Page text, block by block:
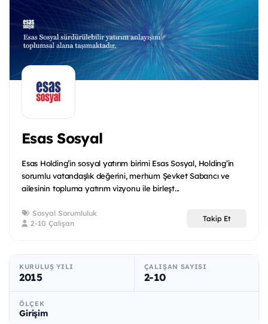
Esas Sosyal
Esas Holding’in sosyal yatırım birimi Esas Sosyal, Holding’in
sorumlu vatandaşlık değerini, merhum Şevket Sabancı ve
ailesinin topluma yatırım vizyonu ile birleşt...
Sosyal Sorumluluk
2-10 Çalışan
Takip Et
KURULUŞ YILI
2015
ÇALIŞAN SAYISI
2-10
ÖLÇEK
Girişim